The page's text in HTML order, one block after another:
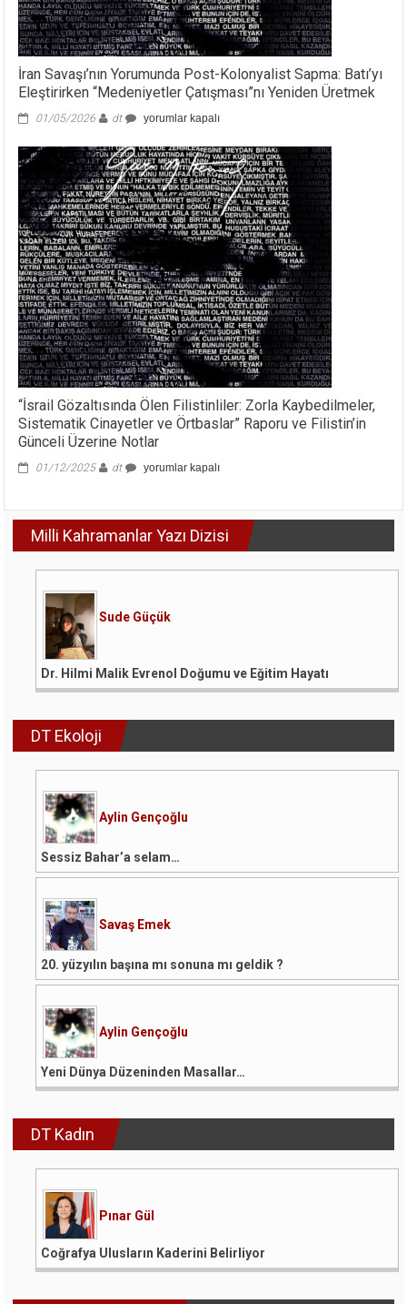
İran Savaşı’nın Yorumunda Post-Kolonyalist Sapma: Batı’yı
Eleştirirken “Medeniyetler Çatışması”nı Yeniden Üretmek
01/05/2026 dt
İran
Yorumunda
Post-
Kolonyalist
Sapma:
Batı’yı
Eleştirirken
“Medeniyetler
Çatışması”nı
Yeniden
Üretmek
için
yorumlar kapalı
“İsrail Gözaltısında Ölen Filistinliler: Zorla Kaybedilmeler,
Sistematik Cinayetler ve Örtbaslar” Raporu ve Filistin’in
Günceli Üzerine Notlar
01/12/2025 dt
“İsrail
Zorla
Kaybedilmeler,
Örtbaslar”
Günceli
Üzerine
yorumlar kapalı
Milli Kahramanlar Yazı Dizisi
Sude Güçük
Dr. Hilmi Malik Evrenol Doğumu ve Eğitim Hayatı
DT Ekoloji
Aylin Gençoğlu
Sessiz Bahar’a selam…
Savaş Emek
20. yüzyılın başına mı sonuna mı geldik ?
Aylin Gençoğlu
Yeni Dünya Düzeninden Masallar…
DT Kadın
Pınar Gül
Coğrafya Ulusların Kaderini Belirliyor